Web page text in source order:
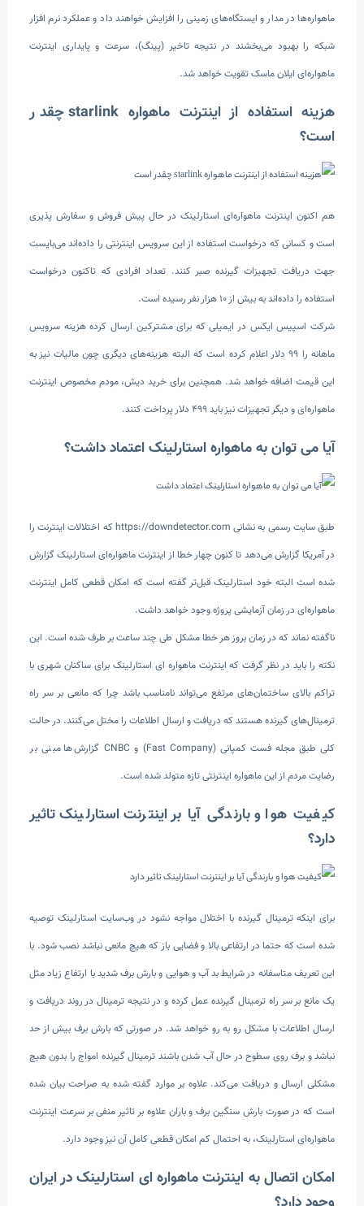
ماهواره‌ها در مدار و ایستگاه‌های زمینی را افزایش خواهند داد و عملکرد نرم افزار
شبکه را بهبود می‌بخشند در نتیجه تاخیر (پینگ)، سرعت و پایداری اینترنت
ماهواره‌ای ایلان ماسک تقویت خواهد شد.
هزینه استفاده از اینترنت ماهواره starlink چقدر
است؟
هم اکنون اینترنت ماهواره‌ای استارلینک در حال پیش فروش و سفارش پذیری
است و کسانی که درخواست استفاده از این سرویس اینترنتی را داده‌اند می‌بایست
جهت دریافت تجهیزات گیرنده صبر کنند. تعداد افرادی که تاکنون درخواست
استفاده را داده‌اند به بیش از 10 هزار نفر رسیده است.
شرکت اسپیس ایکس در ایمیلی که برای مشترکین ارسال کرده هزینه سرویس
ماهانه را 99 دلار اعلام کرده است که البته هزینه‌های دیگری چون مالیات نیز به
این قیمت اضافه خواهد شد. همچنین برای خرید دیش، مودم مخصوص اینترنت
ماهواره‌ای و دیگر تجهیزات نیز باید 499 دلار پرداخت کنند.
آیا می توان به ماهواره استارلینک اعتماد داشت؟
طبق سایت رسمی به نشانی https://downdetector.com که اختلالات اینترنت را
در آمریکا گزارش می‌دهد تا کنون چهار خطا از اینترنت ماهواره‌ای استارلینک گزارش
شده است البته خود استارلینک قبل‌تر گفته است که امکان قطعی کامل اینترنت
ماهواره‌ای در زمان آزمایشی پروژه وجود خواهد داشت.
ناگفته نماند که در زمان بروز هر خطا مشکل طی چند ساعت بر طرف شده است. این
نکته را باید در نظر گرفت که اینترنت ماهواره ای استارلینک برای ساکنان شهری با
تراکم بالای ساختمان‌های مرتفع می‌تواند نامناسب باشد چرا که مانعی بر سر راه
ترمینال‌های گیرنده هستند که دریافت و ارسال اطلاعات را مختل می‌کنند. در حالت
کلی طبق مجله فست کمپانی (Fast Company) و CNBC گزارش‌ها مبنی بر
رضایت مردم از این ماهواره اینترنتی تازه متولد شده است.
کیفیت هوا و بارندگی آیا بر اینترنت استارلینک تاثیر
دارد؟
برای اینکه ترمینال گیرنده با اختلال مواجه نشود در وب‌سایت استارلینک توصیه
شده است که حتما در ارتفاعی بالا و فضایی باز که هیچ مانعی نباشد نصب شود. با
این تعریف متاسفانه در شرایط بد آب و هوایی و بارش برف شدید با ارتفاع زیاد مثل
یک مانع بر سر راه ترمینال گیرنده عمل کرده و در نتیجه ترمینال در روند دریافت و
ارسال اطلاعات با مشکل رو به رو خواهد شد. در صورتی که بارش برف بیش از حد
نباشد و برف روی سطوح در حال آب شدن باشند ترمینال گیرنده امواج را بدون هیچ
مشکلی ارسال و دریافت می‌کند. علاوه بر موارد گفته شده به صراحت بیان شده
است که در صورت بارش سنگین برف و باران علاوه بر تاثیر منفی بر سرعت اینترنت
ماهواره‌ای استارلینک، به احتمال کم امکان قطعی کامل آن نیز وجود دارد.
امکان اتصال به اینترنت ماهواره ای استارلینک در ایران